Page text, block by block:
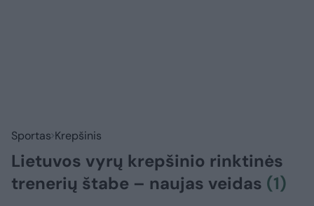
Sportas Krepšinis
Lietuvos vyrų krepšinio rinktinės
trenerių štabe – naujas veidas (1)